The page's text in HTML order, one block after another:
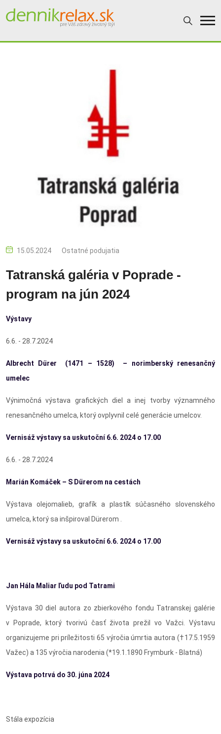
15.05.2024 Ostatné podujatia
Tatranská galéria v Poprade -
program na jún 2024
Výstavy
6.6. - 28.7.2024
Albrecht Dürer (1471 – 1528)
– norimberský renesančný
umelec
Výnimočná výstava grafických diel a inej tvorby významného
renesančného umelca, ktorý ovplyvnil celé generácie umelcov.
Vernisáž výstavy sa uskutoční 6.6. 2024 o 17.00
6.6. - 28.7.2024
Marián Komáček – S Dürerom na cestách
Výstava olejomalieb, grafík a plastík súčasného slovenského
umelca, ktorý sa inšpiroval Dürerom .
Vernisáž výstavy sa uskutoční 6.6. 2024 o 17.00
Jan Hála Maliar ľudu pod Tatrami
Výstava 30 diel autora zo zbierkového fondu Tatranskej galérie
v Poprade, ktorý tvorivú časť života prežil vo Važci. Výstavu
organizujeme pri príležitosti 65 výročia úmrtia autora (†17.5.1959
Važec) a 135 výročia narodenia (*19.1.1890 Frymburk - Blatná)
Výstava potrvá do 30. júna 2024
Stála expozícia